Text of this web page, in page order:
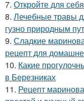
7. Откройте для
8. Лечебные травы
гузно природным
9. Сладкие
рецепт для
10. Какие
в Березниках
11. Рецепт